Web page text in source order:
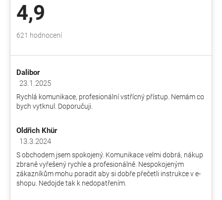
4,9
Průměrné
obchodu
4,9
hvězdiček.
621 hodnocení
Dalibor
Hodnocení obchodu je 5 z 5 hvězdiček.
23.1.2025
Rychlá komunikace, profesionální vstřícný přístup. Nemám co
bych vytknul. Doporučuji.
Oldřich Khür
Hodnocení obchodu je 5 z 5 hvězdiček.
13.3.2024
S obchodem jsem spokojený. Komunikace velmi dobrá, nákup
zbraně vyřešený rychle a profesionálně. Nespokojeným
zákazníkům mohu poradit aby si dobře přečetli instrukce v e-
shopu. Nedojde tak k nedopatřením.